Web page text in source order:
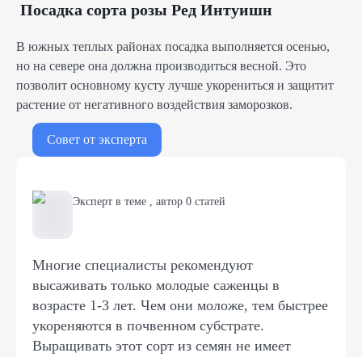
Посадка сорта розы Ред Интуишн
В южных теплых районах посадка выполняется осенью,
но на севере она должна производиться весной. Это
позволит основному кусту лучше укорениться и защитит
растение от негативного воздействия заморозков.
Совет от эксперта
Эксперт в теме , автор 0 статей
Многие специалисты рекомендуют
высаживать только молодые саженцы в
возрасте 1-3 лет. Чем они моложе, тем быстрее
укореняются в почвенном субстрате.
Выращивать этот сорт из семян не имеет